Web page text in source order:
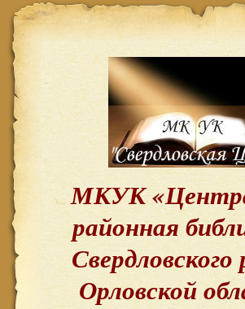
МКУК
районная
Свердловского
Орловской